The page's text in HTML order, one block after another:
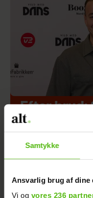
Samtykke
Ansvarlig brug af dine
Vi og vores 236
Efter brud:
og Daniel
skjul